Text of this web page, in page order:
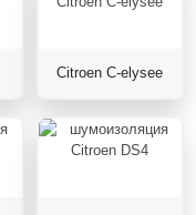
Citroen C-elysee